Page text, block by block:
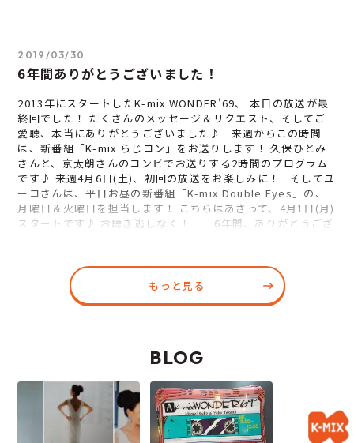
2019/03/30
6年間ありがとうございました！
2013年にスタートしたK-mix WONDER'69、 本日の放送が最
終回でした！ たくさんのメッセージ＆リクエスト、そしてご
愛聴、本当にありがとうございました♪ 来週からこの時間
は、新番組「K-mix らじコン」をお送りします！ 久保ひとみ
さんと、京太朗さんのコンビでお送りする2時間のプログラム
です♪ 来週4月6日(土)、初回の放送をお楽しみに！ そしてユ
ーコさんは、平日お昼の新番組「K-mix Double Eyes」の、
月曜日＆火曜日を担当します！ こちらはあさって、4月1日(月)
スタートです♪ お聴き逃しなく！ 6年間、ありがとうござ
もっと見る
BLOG